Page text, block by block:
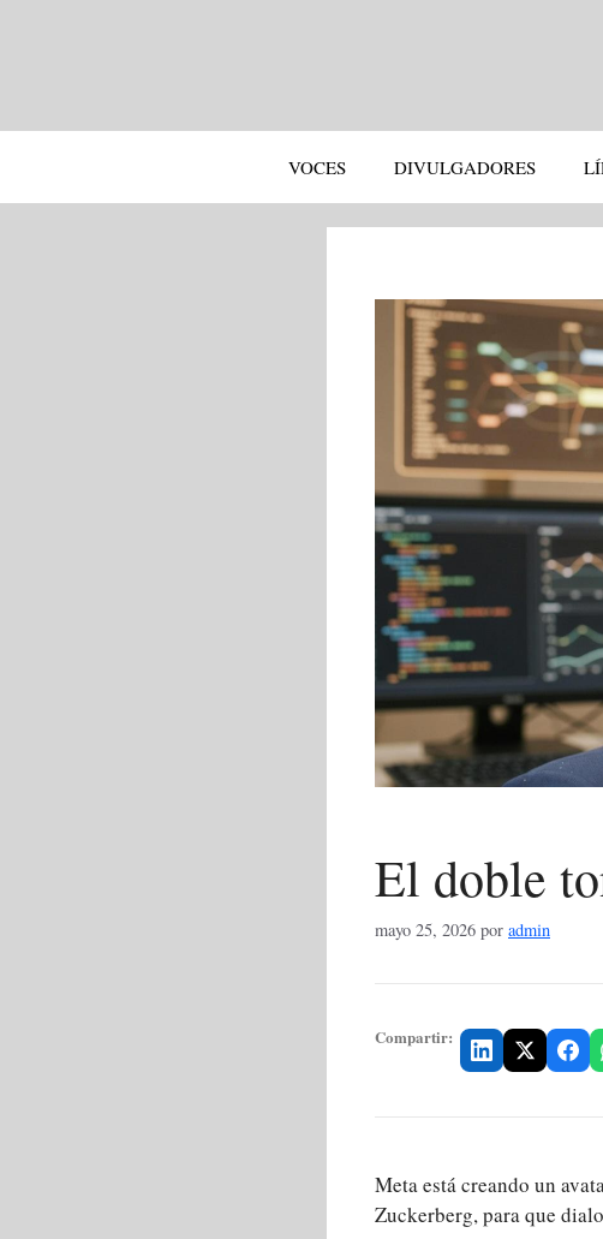
VOCES DIVULGADORES
El doble
mayo 25, 2026 por admin
Compartir:
Meta está creando un
Zuckerberg, para que